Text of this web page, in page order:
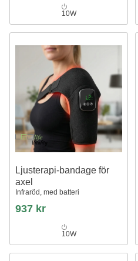
10W
Ljusterapi-bandage för
axel
Infraröd, med batteri
937 kr
10W